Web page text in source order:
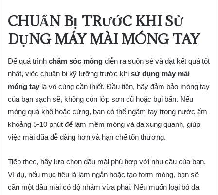
CHUẨN BỊ TRƯỚC KHI SỬ
DỤNG MÁY MÀI MÓNG TAY
Để quá trình chăm sóc móng diễn ra suôn sẻ và đạt kết quả tốt
nhất, việc chuẩn bị kỹ lưỡng trước khi sử dụng máy mài
móng tay là vô cùng cần thiết. Đầu tiên, hãy đảm bảo móng tay
của bạn sạch sẽ, không còn lớp sơn cũ hoặc bụi bẩn. Nếu
móng quá khô hoặc cứng, bạn có thể ngâm tay trong nước ấm
khoảng 5-10 phút để làm mềm móng và da xung quanh, giúp
việc mài dũa dễ dàng hơn và hạn chế tổn thương.
Tiếp theo, hãy lựa chọn đầu mài phù hợp với nhu cầu của bạn.
Ví dụ, nếu mục tiêu là làm ngắn hoặc tạo form móng, bạn sẽ
cần một đầu mài có độ nhám vừa phải. Nếu muốn loại bỏ da